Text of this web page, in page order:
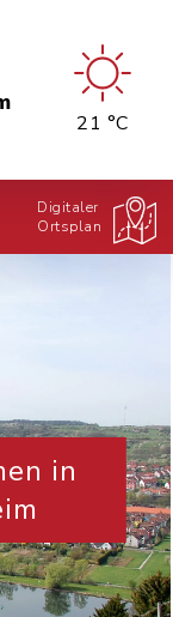
21 °C
Digitaler
Ortsplan
in